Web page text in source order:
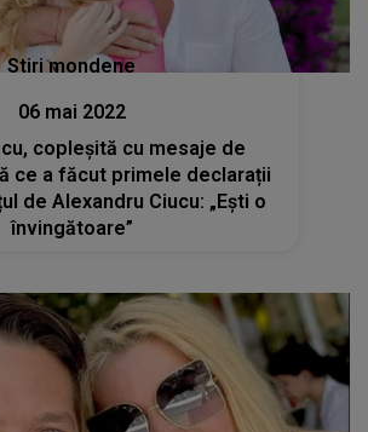
Stiri mondene
06 mai 2022
copleșită cu mesaje de
ce a făcut primele declarații
de Alexandru Ciucu: „Ești o
învingătoare”